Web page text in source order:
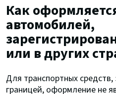
Как
автомобилей,
или в других
Для транспортных
границей, оформление не